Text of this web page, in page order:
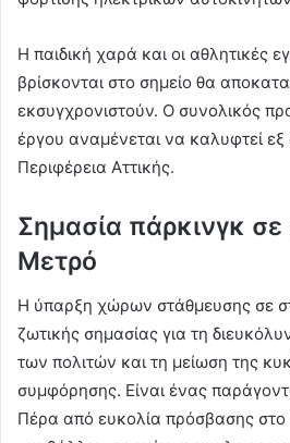
Η παιδική χαρά και οι αθλητικές
βρίσκονται στο σημείο θα
εκσυγχρονιστούν. Ο συνολικός
έργου αναμένεται να καλυφτεί
Περιφέρεια Αττικής.
Σημασία πάρκινγκ
Μετρό
Η ύπαρξη χώρων στάθμευσης σε
ζωτικής σημασίας για τη
των πολιτών και τη μείωση της
συμφόρησης. Είναι ένας
Πέρα από ευκολία πρόσβασης στο